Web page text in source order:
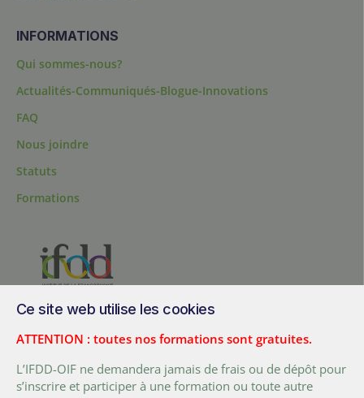
INFORMATIONS
Qui sommes-nous?
Actualités-Communiqués-Blogue-Innovations
FAQ
Nous joindre
Statuts
Formations
Canada
Tél. :+ (1) 418 692 5727
Fax :+ (1) 418 692 5644
Ce site web utilise les cookies
ATTENTION : toutes nos formations sont gratuites.
L’IFDD-OIF ne demandera jamais de frais ou de dépôt pour
s’inscrire et participer à une formation ou toute autre